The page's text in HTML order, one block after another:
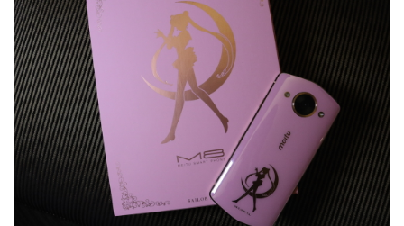
IT Times
生成式AI與雲端應用
Enterprise Digital Transformation
特集